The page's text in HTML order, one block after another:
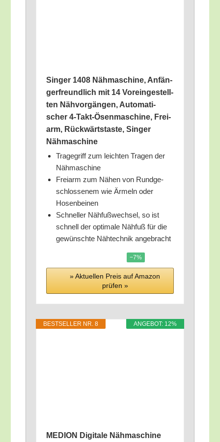
Sin­ger 1408 Näh­ma­schi­ne, Anfän­
ger­freund­lich mit 14 Vor­ein­ge­stell­
ten Näh­vor­gän­gen, Auto­ma­ti­
scher 4‑Takt-Ösen­ma­schi­ne, Frei­
arm, Rück­wärts­tas­te, Sin­ger
Nähmaschine
Tra­ge­griff zum leich­ten Tra­gen der
Nähmaschine
Frei­arm zum Nähen von Rund­ge­
schlos­se­nem wie Ärmeln oder
Hosenbeinen
Schnel­ler Näh­fuß­wech­sel, so ist
schnell der opti­ma­le Näh­fuß für die
gewünsch­te Näh­tech­nik angebracht
−7%
» Aktu­el­len Preis auf Ama­zon
prü­fen »
ANGE­BOT: 12%
BEST­SEL­LER NR. 8
MEDION Digi­ta­le Näh­ma­schi­ne